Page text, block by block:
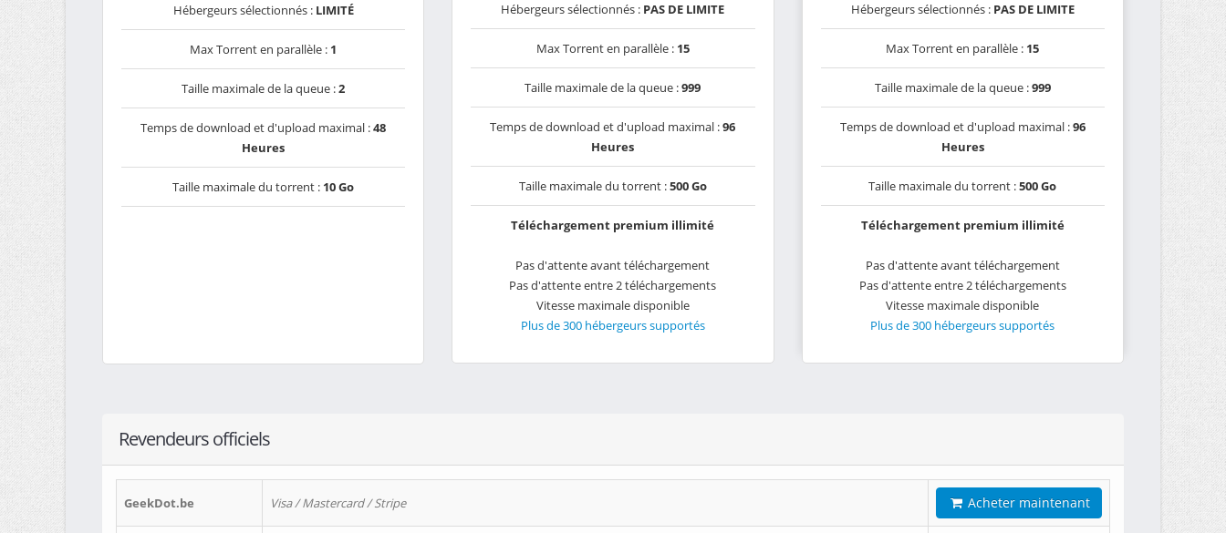
Hébergeurs sélectionnés : LIMITÉ
Max Torrent en parallèle : 1
Taille maximale de la queue :2
Temps de download et d'upload maximal :48
Heures
Taille maximale du torrent : 10 Go
Hébergeurs sélectionnés : PAS DE LIMITE
Max Torrent en parallèle : 15
Taille maximale de la queue :999
Temps de download et d'upload maximal :96
Heures
Taille maximale du torrent :500 Go
Téléchargement premium illimité
Pas d'attente avant téléchargement
Pas d'attente entre 2 téléchargements
Vitesse maximale disponible
Plus de 300 hébergeurs supportés
Hébergeurs sélectionnés : PAS DE LIMITE
Max Torrent en parallèle : 15
Taille maximale de la queue :999
Temps de download et d'upload maximal :96
Heures
Taille maximale du torrent :500 Go
Téléchargement premium illimité
Pas d'attente avant téléchargement
Pas d'attente entre 2 téléchargements
Vitesse maximale disponible
Plus de 300 hébergeurs supportés
Revendeurs officiels
GeekDot.be Visa / Mastercard / Stripe Acheter maintenant